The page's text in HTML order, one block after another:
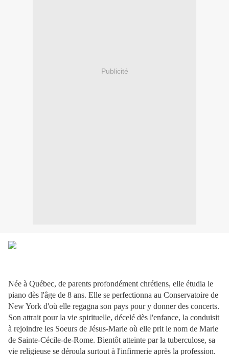
Publicité
Née à Québec, de parents profondément chrétiens, elle étudia le
piano dès l'âge de 8 ans. Elle se perfectionna au Conservatoire de
New York d'où elle regagna son pays pour y donner des concerts.
Son attrait pour la vie spirituelle, décelé dès l'enfance, la conduisit
à rejoindre les Soeurs de Jésus-Marie où elle prit le nom de Marie
de Sainte-Cécile-de-Rome. Bientôt atteinte par la tuberculose, sa
vie religieuse se déroula surtout à l'infirmerie après la profession.